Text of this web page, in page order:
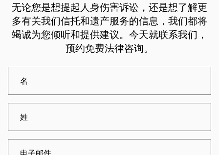
无论您是想提起人身伤害诉讼，还是想了解更
多有关我们信托和遗产服务的信息，我们都将
竭诚为您倾听和提供建议。今天就联系我们，
预约免费法律咨询。